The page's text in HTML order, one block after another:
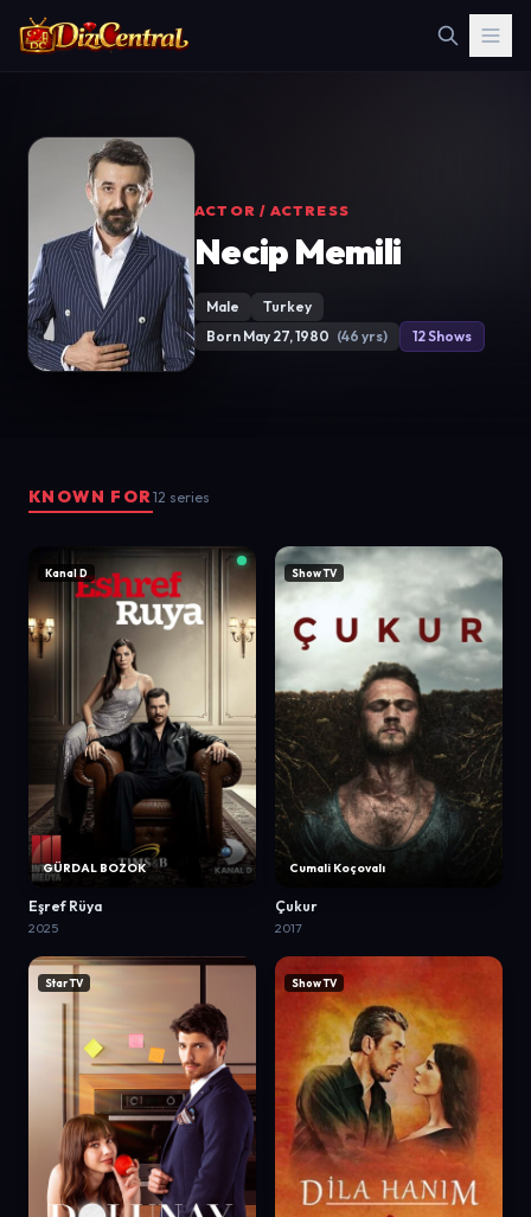
ACTOR / ACTRESS
Necip Memili
Male
Turkey
Born May 27, 1980 (46 yrs) 12 Shows
KNOWN FOR12 series
GÜRDAL BOZOK
Kanal D
Eşref Rüya
2025
Cumali Koçovalı
Show TV
Çukur
2017
Star TV Show TV